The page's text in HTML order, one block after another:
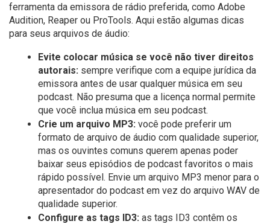
ferramenta da emissora de rádio preferida, como Adobe
Audition, Reaper ou ProTools. Aqui estão algumas dicas
para seus arquivos de áudio:
Evite colocar música se você não tiver direitos
autorais: sempre verifique com a equipe jurídica da
emissora antes de usar qualquer música em seu
podcast. Não presuma que a licença normal permite
que você inclua música em seu podcast.
Crie um arquivo MP3: você pode preferir um
formato de arquivo de áudio com qualidade superior,
mas os ouvintes comuns querem apenas poder
baixar seus episódios de podcast favoritos o mais
rápido possível. Envie um arquivo MP3 menor para o
apresentador do podcast em vez do arquivo WAV de
qualidade superior.
Configure as tags ID3: as tags ID3 contêm os